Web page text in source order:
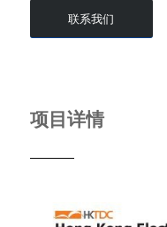
联系我们
项目详情